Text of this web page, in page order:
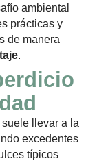
ambiental
prácticas y
de manera
.
llevar a la
excedentes
típicos